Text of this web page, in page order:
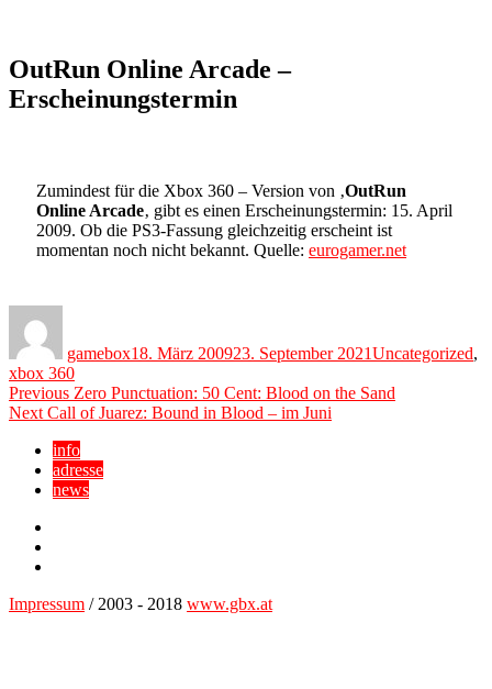
OutRun Online Arcade –
Erscheinungstermin
Zumindest für die Xbox 360 – Version von ‚OutRun
Online Arcade‚ gibt es einen Erscheinungstermin: 15. April
2009. Ob die PS3-Fassung gleichzeitig erscheint ist
momentan noch nicht bekannt. Quelle: eurogamer.net
gamebox18. März 200923. September 2021Uncategorized,
xbox 360
Beitragsnavigation
Previous Previous
post:
Zero Punctuation: 50 Cent: Blood on the Sand
Next Next
Call of Juarez: Bound in Blood – im Juni
info
adresse
news
Impressum / 2003 - 2018 www.gbx.at